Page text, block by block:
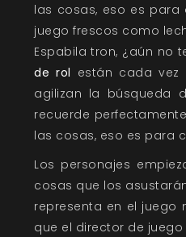
las cosas, eso es para
juego frescos como
Espabila tron, ¿aún no
de rol están cada
agilizan la búsqueda
recuerde
las cosas, eso es para
Los personajes
cosas que los
representa en el
que el director de